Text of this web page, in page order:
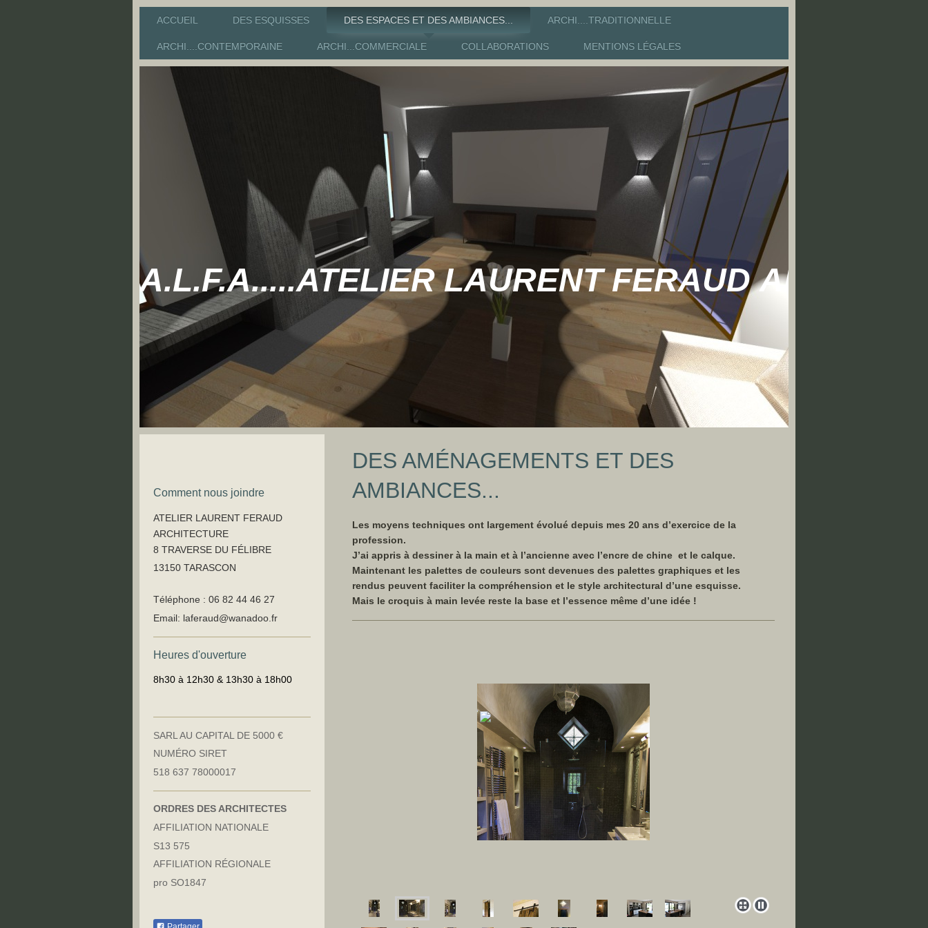
ACCUEIL DES ESQUISSES DES ESPACES ET DES AMBIANCES... ARCHI....TRADITIONNELLE
ARCHI....CONTEMPORAINE ARCHI...COMMERCIALE COLLABORATIONS MENTIONS LÉGALES
A.L.F.A.....ATELIER LAURENT FERAUD
DES AMÉNAGEMENTS ET DES
AMBIANCES...
Les moyens techniques ont largement évolué depuis mes 20 ans d’exercice de la
profession.
J’ai appris à dessiner à la main et à l’ancienne avec l’encre de chine et le calque.
Maintenant les palettes de couleurs sont devenues des palettes graphiques et les
rendus peuvent faciliter la compréhension et le style architectural d’une esquisse.
Mais le croquis à main levée reste la base et l’essence même d’une idée !
Comment nous joindre
ATELIER LAURENT FERAUD
ARCHITECTURE
8 TRAVERSE DU FÉLIBRE
13150 TARASCON
Téléphone : 06 82 44 46 27
Email: laferaud@wanadoo.fr
Heures d'ouverture
8h30 à 12h30 & 13h30 à 18h00
SARL AU CAPITAL DE 5000 €
NUMÉRO SIRET
518 637 78000017
ORDRES DES ARCHITECTES
AFFILIATION NATIONALE
S13 575
AFFILIATION RÉGIONALE
pro SO1847